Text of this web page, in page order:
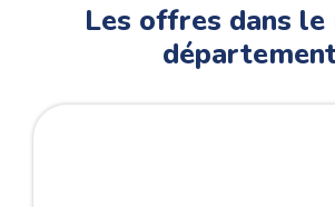
Les offres dans le